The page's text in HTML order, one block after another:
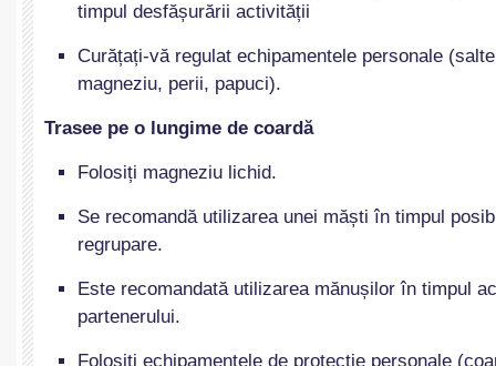
timpul desfășurării activității
Curățați-vă regulat echipamentele personale
magneziu, perii, papuci).
Trasee pe o lungime de coardă
Folosiți magneziu lichid.
Se recomandă utilizarea unei măști în timpul
regrupare.
Este recomandată utilizarea mănușilor în timpul
partenerului.
Folosiți echipamentele de protecție personale